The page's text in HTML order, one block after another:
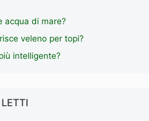
acqua di mare?
veleno per topi?
intelligente?